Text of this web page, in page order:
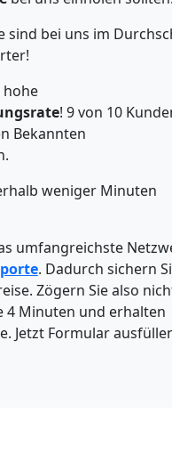
sind bei uns im
! 9 von 10
Bekannten
weniger Minuten
umfangreichste
. Dadurch sichern
Zögern Sie also
4 Minuten und erhalten
Jetzt Formular